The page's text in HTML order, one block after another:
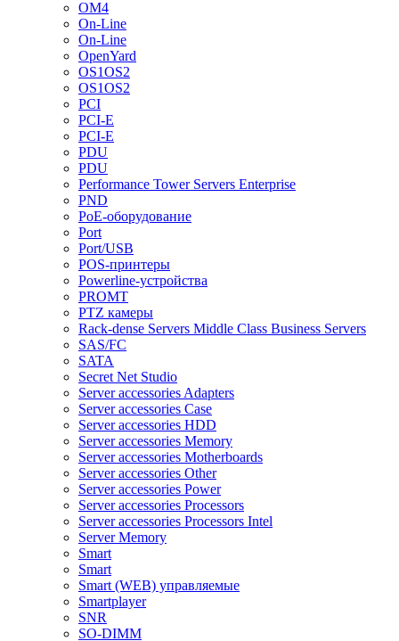
OM4
On-Line
On-Line
OpenYard
OS1OS2
OS1OS2
PCI
PCI-E
PCI-E
PDU
PDU
Performance Tower Servers Enterprise
PND
PoE-оборудование
Port
Port/USB
POS-принтеры
Powerline-устройства
PROMT
PTZ камеры
Rack-dense Servers Middle Class Business Servers
SAS/FC
SATA
Secret Net Studio
Server accessories Adapters
Server accessories Case
Server accessories HDD
Server accessories Memory
Server accessories Motherboards
Server accessories Other
Server accessories Power
Server accessories Processors
Server accessories Processors Intel
Server Memory
Smart
Smart
Smart (WEB) управляемые
Smartplayer
SNR
SO-DIMM